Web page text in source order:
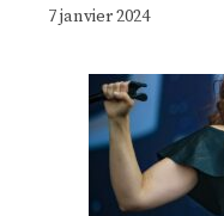
7 janvier 2024